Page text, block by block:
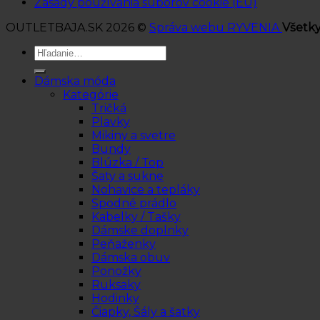
OUTLETBAJA.SK 2026 © Správa webu RYVENIA
Hľadať:
Dámska móda
Kategórie
Tričká
Plavky
Mikiny a svetre
Bundy
Blúzka / Top
Šaty a sukne
Nohavice a tepláky
Spodné prádlo
Kabelky / Tašky
Dámske doplnky
Peňaženky
Dámska obuv
Ponožky
Ruksaky
Hodinky
Čiapky, Šály a šatky